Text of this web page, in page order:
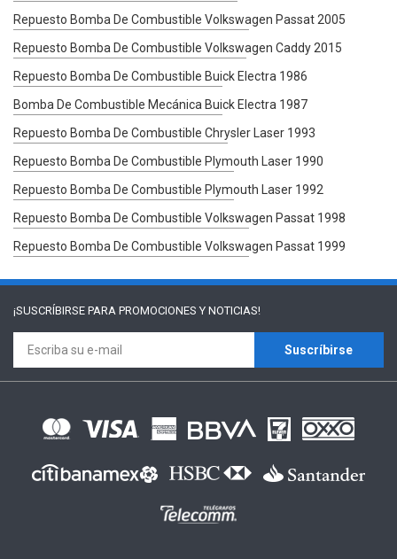
Repuesto Bomba De Combustible Volkswagen Passat 2005
Repuesto Bomba De Combustible Volkswagen Caddy 2015
Repuesto Bomba De Combustible Buick Electra 1986
Bomba De Combustible Mecánica Buick Electra 1987
Repuesto Bomba De Combustible Chrysler Laser 1993
Repuesto Bomba De Combustible Plymouth Laser 1990
Repuesto Bomba De Combustible Plymouth Laser 1992
Repuesto Bomba De Combustible Volkswagen Passat 1998
Repuesto Bomba De Combustible Volkswagen Passat 1999
¡SUSCRÍBIRSE PARA PROMOCIONES Y NOTICIAS!
Suscríbirse